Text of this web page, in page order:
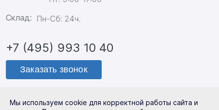
Склад: Пн-Сб: 24ч.
+7 (495) 993 10 40
Заказать звонок
Мы используем cookie для корректной работы сайта и